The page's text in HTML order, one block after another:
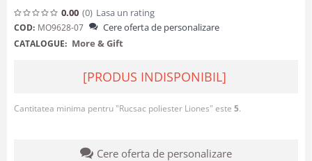
0.00 (0) Lasa un rating
COD: MO9628-07 Cere oferta de personalizare
CATALOGUE: More & Gift
[PRODUS INDISPONIBIL]
Cantitatea minima pentru "Rucsac poliester Liones" este 5.
Cere oferta de personalizare